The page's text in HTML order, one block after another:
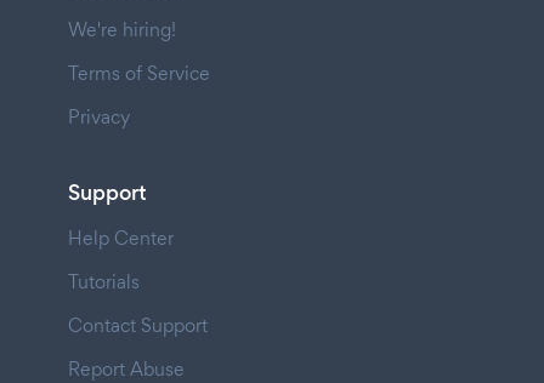
We're hiring!
Terms of Service
Privacy
Support
Help Center
Tutorials
Contact Support
Report Abuse